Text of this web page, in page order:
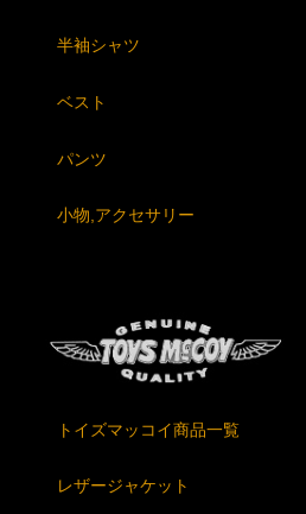
半袖シャツ
ベスト
パンツ
小物,アクセサリー
トイズマッコイ商品一覧
レザージャケット